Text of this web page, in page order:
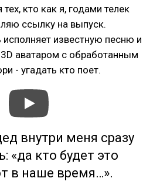
кто как я, годами телек
ссылку на выпуск.
исполняет известную песню и
аватаром с обработанным
- угадать кто поет.
внутри меня сразу
«да кто будет это
в наше время…».